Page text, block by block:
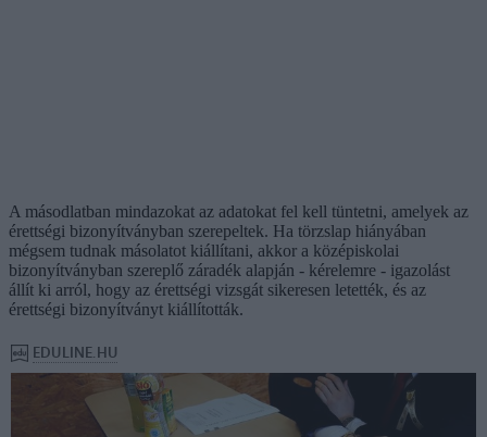
A másodlatban mindazokat az adatokat fel kell tüntetni, amelyek az
érettségi bizonyítványban szerepeltek. Ha törzslap hiányában
mégsem tudnak másolatot kiállítani, akkor a középiskolai
bizonyítványban szereplő záradék alapján - kérelemre - igazolást
állít ki arról, hogy az érettségi vizsgát sikeresen letették, és az
érettségi bizonyítványt kiállították.